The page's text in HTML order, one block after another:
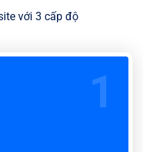
với 3 cấp độ
1